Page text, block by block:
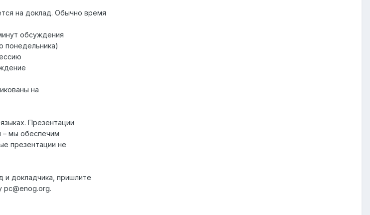
на доклад. Обычно время
обсуждения
понедельника)
на
Презентации
– мы обеспечим
презентации не
и докладчика, пришлите
pc@enog.org.